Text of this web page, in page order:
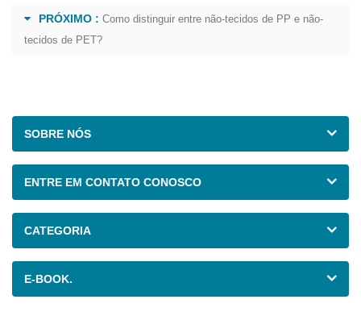
PRÓXIMO : Como distinguir entre não-tecidos de PP e não-
tecidos de PET?
SOBRE NÓS
ENTRE EM CONTATO CONOSCO
CATEGORIA
E-BOOK.